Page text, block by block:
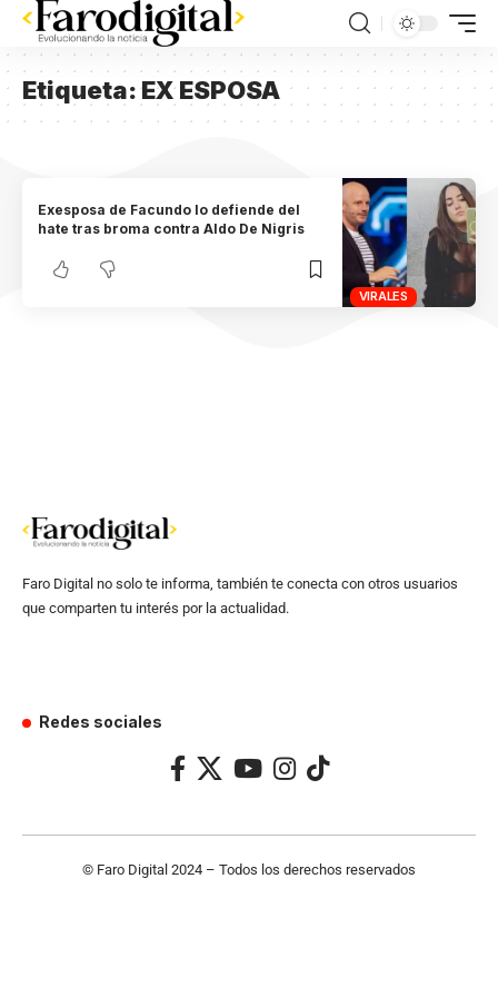
Etiqueta:EX ESPOSA
VIRALES
Exesposa de Facundo lo defiende del
hate tras broma contra Aldo De Nigris
Faro Digital no solo te informa, también te conecta con otros usuarios
que comparten tu interés por la actualidad.
Redes sociales
© Faro Digital 2024 – Todos los derechos reservados